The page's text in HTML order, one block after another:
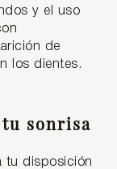
y el uso
de
los dientes.
sonrisa
tu disposición